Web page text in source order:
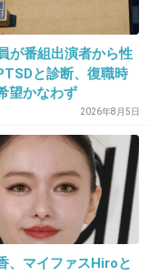
ところが多い
+16 -0
-0
が番組出演者から性
と診断、復職時
望かなわず
2026年8月5日
、マイファスHiroと